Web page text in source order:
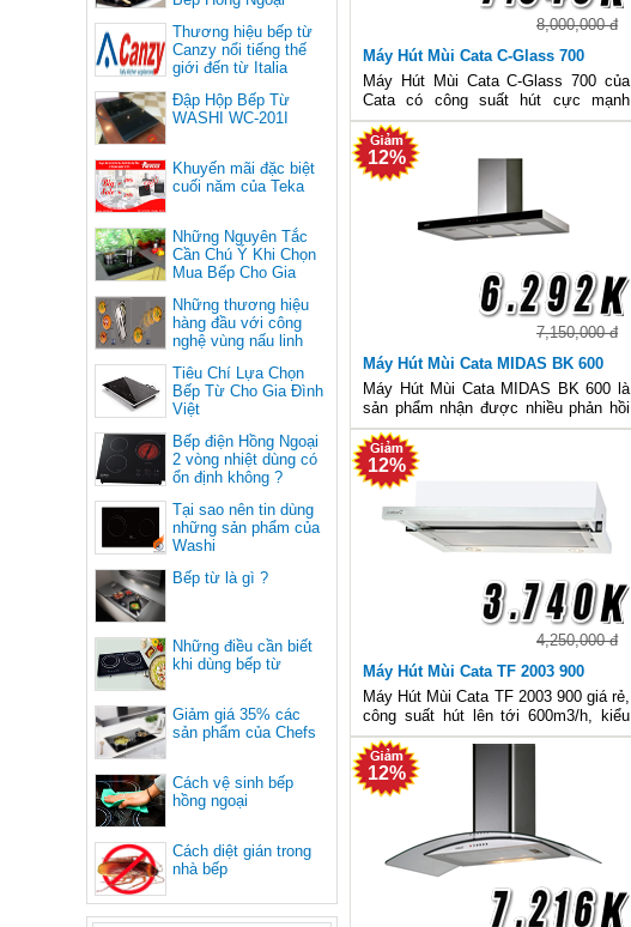
Thương hiệu bếp từ
Canzy nổi tiếng thế
giới đến từ Italia
Đập Hộp Bếp Từ
WASHI WC-201I
Khuyến mãi đặc biệt
cuối năm của Teka
Những Nguyên Tắc
Cần Chú Ý Khi Chọn
Mua Bếp Cho Gia
Những thương hiệu
hàng đầu với công
nghệ vùng nấu linh
Tiêu Chí Lựa Chọn
Bếp Từ Cho Gia Đình
Việt
Bếp điện Hồng Ngoại
2 vòng nhiệt dùng có
ổn định không ?
Tại sao nên tin dùng
những sản phẩm của
Washi
Bếp từ là gì ?
Những điều cần biết
khi dùng bếp từ
Giảm giá 35% các
sản phẩm của Chefs
Cách vệ sinh bếp
hồng ngoại
Cách diệt gián trong
nhà bếp
8,000,000 đ
Máy Hút Mùi Cata C-Glass 700
Máy Hút Mùi Cata C-Glass 700 của
Cata có công suất hút cực mạnh
1100m3/h nhưng điện năng tiêu thụ tối
đa chỉ có 240W/h. Chúng tôi nghĩ rằng
đây là sản phẩm tuyệt vời của bạn và
gia đình trong bữa ăn h
12%
7,150,000 đ
Máy Hút Mùi Cata MIDAS BK 600
Máy Hút Mùi Cata MIDAS BK 600 là
sản phẩm nhận được nhiều phản hồi
tích cực từ đông đảo người tiêu dùng,
máy không chỉ có thiết kế sang trọng,
tinh tế mà còn có những tính năng kỹ
thuật hiện đại để vậ
12%
4,250,000 đ
Máy Hút Mùi Cata TF 2003 900
Máy Hút Mùi Cata TF 2003 900 giá rẻ,
công suất hút lên tới 600m3/h, kiểu
dáng đẹp, gọn nhẹ, dễ nắp đặt trên
tường, dễ lau chùi, dễ sử dụng, tiêu
hao ít diện, có đèn halogen ánh sáng
dịu
12%